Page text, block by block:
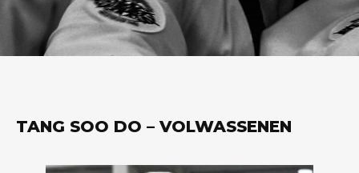
TANG SOO DO – VOLWASSENEN